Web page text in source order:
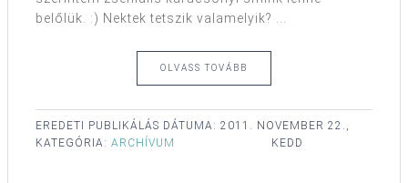
belőlük. :) Nektek tetszik valamelyik? ...
OLVASS TOVÁBB
EREDETI PUBLIKÁLÁS DÁTUMA: 2011. NOVEMBER 22.,
KEDD
KATEGÓRIA: ARCHÍVUM